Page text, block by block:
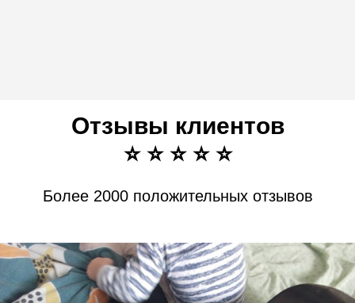
Отзывы клиентов
⭐ ⭐ ⭐ ⭐ ⭐
Более 2000 положительных отзывов